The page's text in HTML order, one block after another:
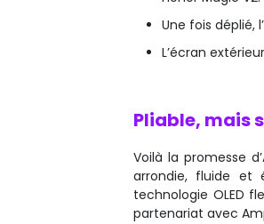
Une fois déplié,
L’écran
Pliable, mais
Voilà la promesse
arrondie, fluide et
technologie OLED
partenariat avec